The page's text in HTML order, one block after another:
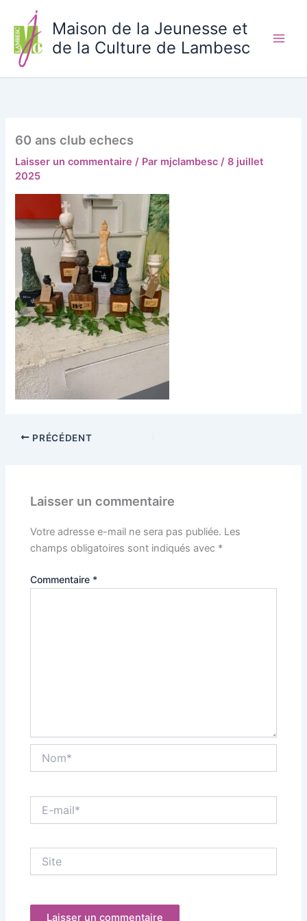
contenu
Maison de la Jeunesse et
de la Culture de Lambesc
60 ans club echecs
Laisser un commentaire / Par mjclambesc/8 juillet
2025
PRÉCÉDENT
Laisser un commentaire
Votre adresse e-mail ne sera pas publiée. Les
champs obligatoires sont indiqués avec *
Commentaire *
mail*